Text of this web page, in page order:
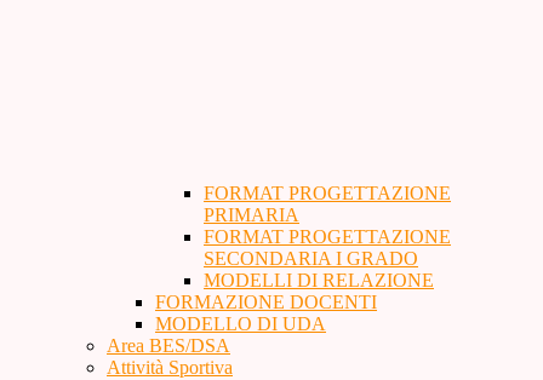
FORMAT PROGETTAZIONE
PRIMARIA
FORMAT PROGETTAZIONE
SECONDARIA I GRADO
MODELLI DI RELAZIONE
FORMAZIONE DOCENTI
MODELLO DI UDA
Area BES/DSA
Attività Sportiva